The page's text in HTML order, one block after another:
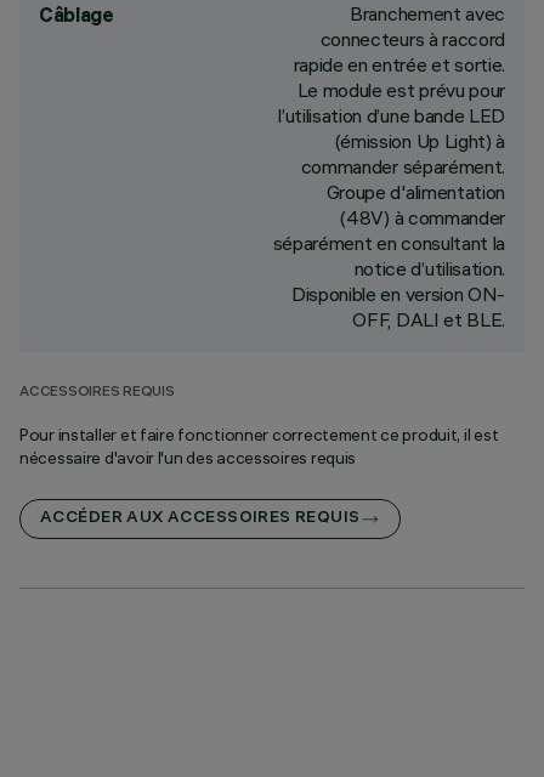
Câblage
Branchement avec
connecteurs à raccord
rapide en entrée et sortie.
Le module est prévu pour
l’utilisation d’une bande LED
(émission Up Light) à
commander séparément.
Groupe d'alimentation
(48V) à commander
séparément en consultant la
notice d’utilisation.
Disponible en version ON-
OFF, DALI et BLE.
ACCESSOIRES REQUIS
Pour installer et faire fonctionner correctement ce produit, il est
nécessaire d'avoir l'un des accessoires requis
ACCÉDER AUX ACCESSOIRES REQUIS